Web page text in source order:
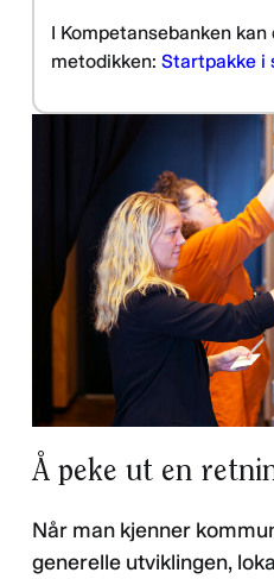
I Kompetansebanken
metodikken: Startpakke i
Å peke ut en
Når man kjenner
generelle utviklingen,